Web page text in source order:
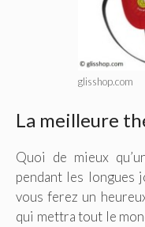
glisshop.com
La meilleure
Quoi de mieux
pendant les longues
vous ferez un
qui mettra tout le